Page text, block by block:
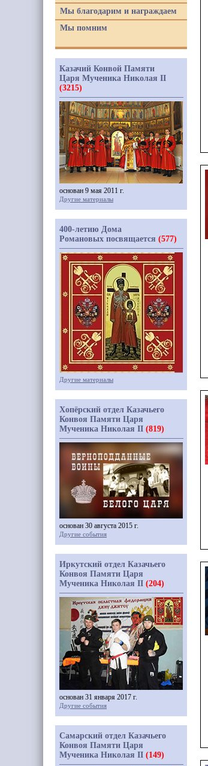
Мы благодарим и награждаем
Мы помним
Казачий Конвой Памяти
Царя Мученика Николая II
(3215)
основан 9 мая 2011 г.
Другие материалы
400-летию Дома
Романовых посвящается (577)
Другие материалы
Хопёрский отдел Казачьего
Конвоя Памяти Царя
Мученика Николая II (819)
основан 30 августа 2015 г.
Другие события
Иркутский отдел Казачьего
Конвоя Памяти Царя
Мученика Николая II (204)
основан 31 января 2017 г.
Другие события
Самарский отдел Казачьего
Конвоя Памяти Царя
Мученика Николая II (149)